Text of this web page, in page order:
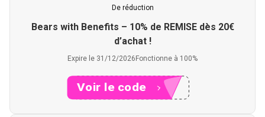
De réduction
Bears with Benefits – 10% de REMISE dès 20€
d’achat !
Expire le 31/12/2026 Fonctionne à 100%
XXXRS
Voir le code